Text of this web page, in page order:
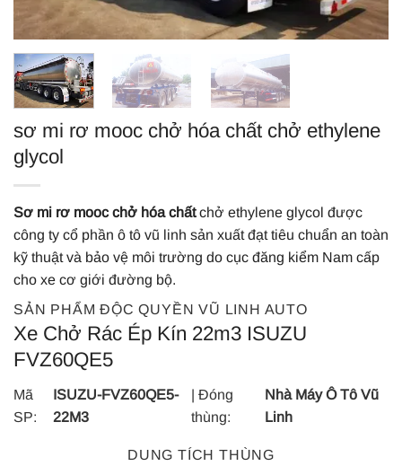
sơ mi rơ mooc chở hóa chất chở ethylene
glycol
Sơ mi rơ mooc chở hóa chấtchở ethylene glycol được
công ty cổ phần ô tô vũ linh sản xuất đạt tiêu chuẩn an toàn
kỹ thuật và bảo vệ môi trường do cục đăng kiểm Nam cấp
cho xe cơ giới đường bộ.
SẢN PHẨM ĐỘC QUYỀN VŨ LINH AUTO
Xe Chở Rác Ép Kín 22m3 ISUZU
FVZ60QE5
Mã
SP:
ISUZU-FVZ60QE5-
22M3
| Đóng
thùng:
Nhà Máy Ô Tô Vũ
Linh
DUNG TÍCH THÙNG